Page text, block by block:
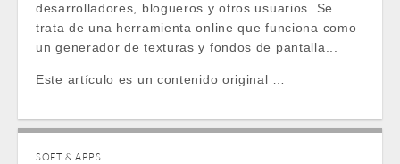
desarrolladores, blogueros y otros usuarios. Se
trata de una herramienta online que funciona como
un generador de texturas y fondos de pantalla...
Este artículo es un contenido original …
SOFT & APPS